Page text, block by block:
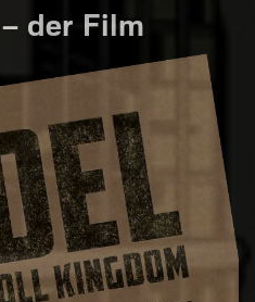
der Film